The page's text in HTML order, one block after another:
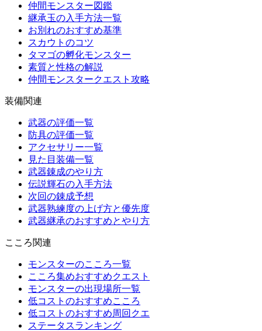
仲間モンスター図鑑
継承玉の入手方法一覧
お別れのおすすめ基準
スカウトのコツ
タマゴの孵化モンスター
素質と性格の解説
仲間モンスタークエスト攻略
装備関連
武器の評価一覧
防具の評価一覧
アクセサリー一覧
見た目装備一覧
武器錬成のやり方
伝説輝石の入手方法
次回の錬成予想
武器熟練度の上げ方と優先度
武器継承のおすすめとやり方
こころ関連
モンスターのこころ一覧
こころ集めおすすめクエスト
モンスターの出現場所一覧
低コストのおすすめこころ
低コストのおすすめ周回クエ
ステータスランキング